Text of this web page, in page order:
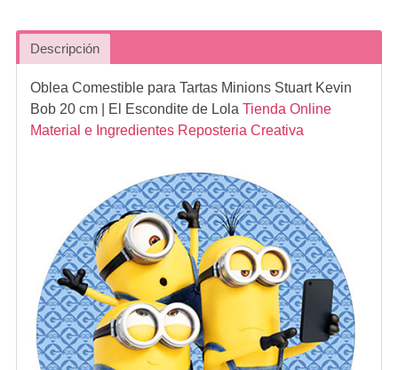
Descripción
Oblea Comestible para Tartas Minions Stuart Kevin
Bob 20 cm| El Escondite de Lola Tienda Online
Material e Ingredientes Reposteria Creativa